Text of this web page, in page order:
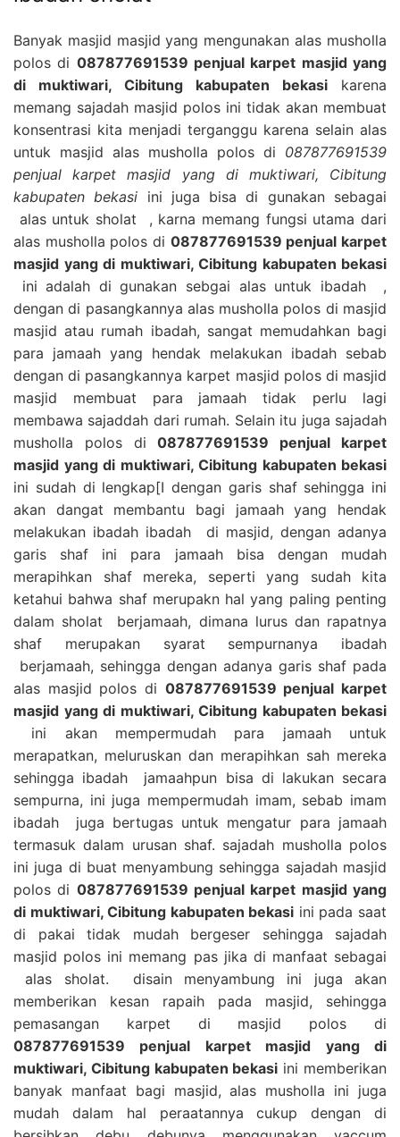
Banyak masjid masjid yang mengunakan alas musholla
polos di 087877691539 penjual karpet masjid yang
di muktiwari, Cibitung kabupaten bekasi karena
memang sajadah masjid polos ini tidak akan membuat
konsentrasi kita menjadi terganggu karena selain alas
untuk masjid alas musholla polos di 087877691539
penjual karpet masjid yang di muktiwari, Cibitung
kabupaten bekasi ini juga bisa di gunakan sebagai
alas untuk sholat , karna memang fungsi utama dari
alas musholla polos di 087877691539 penjual karpet
masjid yang di muktiwari, Cibitung kabupaten bekasi
ini adalah di gunakan sebgai alas untuk ibadah ,
dengan di pasangkannya alas musholla polos di masjid
masjid atau rumah ibadah, sangat memudahkan bagi
para jamaah yang hendak melakukan ibadah sebab
dengan di pasangkannya karpet masjid polos di masjid
masjid membuat para jamaah tidak perlu lagi
membawa sajaddah dari rumah. Selain itu juga sajadah
musholla polos di087877691539 penjual karpet
masjid yang di muktiwari, Cibitung kabupaten bekasi
ini sudah di lengkap[I dengan garis shaf sehingga ini
akan dangat membantu bagi jamaah yang hendak
melakukan ibadah ibadah di masjid, dengan adanya
garis shaf ini para jamaah bisa dengan mudah
merapihkan shaf mereka, seperti yang sudah kita
ketahui bahwa shaf merupakn hal yang paling penting
dalam sholat berjamaah, dimana lurus dan rapatnya
shaf merupakan syarat sempurnanya ibadah
berjamaah, sehingga dengan adanya garis shaf pada
alas masjid polos di 087877691539 penjual karpet
masjid yang di muktiwari, Cibitung kabupaten bekasi
ini akan mempermudah para jamaah untuk
merapatkan, meluruskan dan merapihkan sah mereka
sehingga ibadah jamaahpun bisa di lakukan secara
sempurna, ini juga mempermudah imam, sebab imam
ibadah juga bertugas untuk mengatur para jamaah
termasuk dalam urusan shaf. sajadah musholla polos
ini juga di buat menyambung sehingga sajadah masjid
polos di 087877691539 penjual karpet masjid yang
di muktiwari, Cibitung kabupaten bekasi ini pada saat
di pakai tidak mudah bergeser sehingga sajadah
masjid polos ini memang pas jika di manfaat sebagai
alas sholat. disain menyambung ini juga akan
memberikan kesan rapaih pada masjid, sehingga
pemasangan karpet di masjid polos di
087877691539 penjual karpet masjid yang di
muktiwari, Cibitung kabupaten bekasi ini memberikan
banyak manfaat bagi masjid, alas musholla ini juga
mudah dalam hal peraatannya cukup dengan di